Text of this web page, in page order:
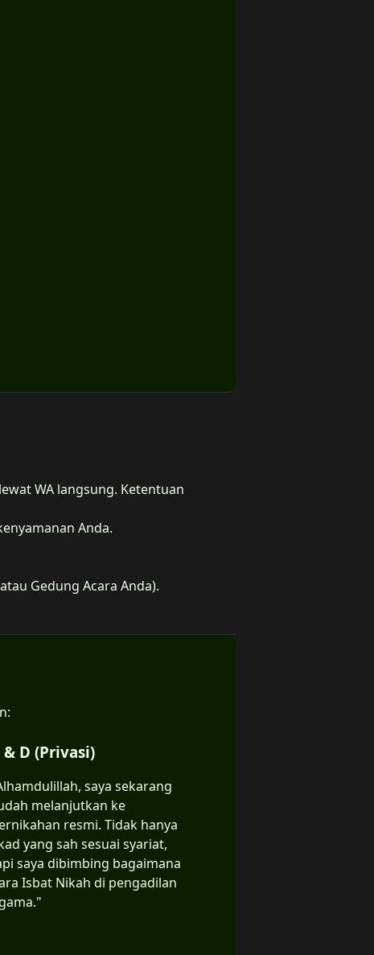
WA langsung. Ketentuan
Anda.
Gedung Acara Anda).
& D (Privasi)
saya sekarang
melanjutkan ke
resmi. Tidak hanya
yang sah sesuai syariat,
saya dibimbing bagaimana
Isbat Nikah di pengadilan